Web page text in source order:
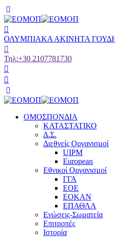
ΟΛΥΜΠΙΑΚΑ ΑΚΙΝΗΤΑ
Τηλ:+30 2107781730
ΟΜΟΣΠΟΝΔΙΑ
ΚΑΤΑΣΤΑΤΙΚΟ
Δ.Σ.
Διεθνείς Οργανισμοί
UIPM
European
Εθνικοί Οργανισμοί
ΓΓΑ
ΕΟΕ
ΕΟΚΑΝ
ΕΠΑΘΛΑ
Ενώσεις-Σωματεία
Επιτροπές
Ιστορία